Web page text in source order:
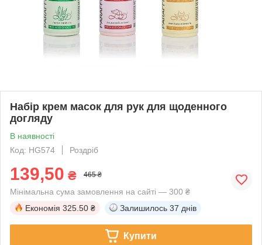
Набір крем масок для рук для щоденного
догляду
В наявності
Код: HG574
Роздріб
139,50 ₴ 465 ₴
Мінімальна сума замовлення на сайті — 300 ₴
Економія 325.50 ₴ Залишилось 37 днів
Купити